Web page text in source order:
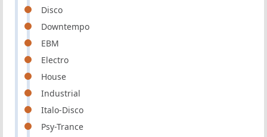
Disco
Downtempo
EBM
Electro
House
Industrial
Italo-Disco
Psy-Trance